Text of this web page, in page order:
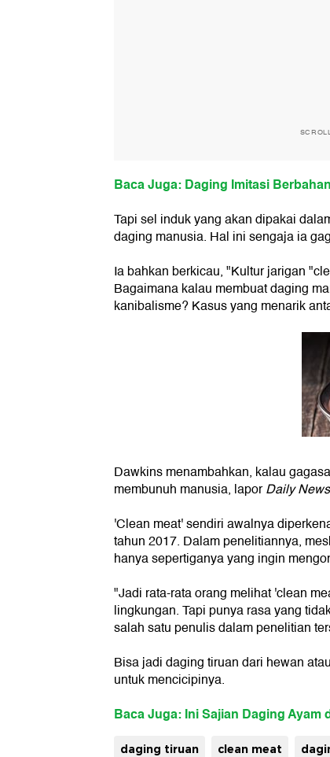
Baca Juga: Daging Imitasi
Tapi sel induk yang akan dipakai
daging manusia. Hal ini sengaja ia
Ia bahkan berkicau, "Kultur jarigan
Bagaimana kalau membuat daging
kanibalisme? Kasus yang menarik
Dawkins menambahkan, kalau
membunuh manusia, laporDaily News
'Clean meat' sendiri awalnya
tahun 2017. Dalam penelitiannya,
hanya sepertiganya yang ingin
"Jadi rata-rata orang melihat 'clean
lingkungan. Tapi punya rasa yang
salah satu penulis dalam penelitian
Bisa jadi daging tiruan dari hewan
untuk mencicipinya.
Baca Juga: Ini Sajian Daging
daging tiruan clean meat